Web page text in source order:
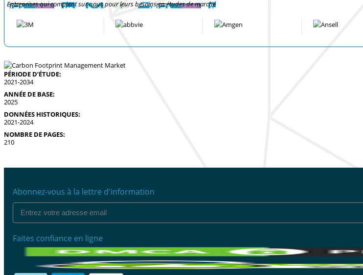
Entreprises qui comptent sur nous pour leurs besoins en études de marché
PÉRIODE D’ÉTUDE:
2021-2034
ANNÉE DE BASE:
2025
DONNÉES HISTORIQUES:
2021-2024
NOMBRE DE PAGES:
210
Abonnez-vous à la lettre d'information
Faites confiance en ligne